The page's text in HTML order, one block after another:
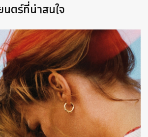
ตร์ที่น่าสนใจ